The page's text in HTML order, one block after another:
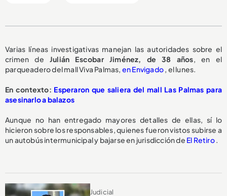
Varias líneas investigativas manejan las autoridades sobre el
crimen de Julián Escobar Jiménez, de 38 años, en el
parqueadero del mall Viva Palmas, en Envigado, el lunes.
En contexto: Esperaron que saliera del mall Las Palmas para
asesinarlo a balazos
Aunque no han entregado mayores detalles de ellas, sí lo
hicieron sobre los responsables, quienes fueron vistos subirse a
un autobús intermunicipal y bajarse en jurisdicción de El Retiro.
Judicial